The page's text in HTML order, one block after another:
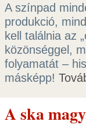
A színpad
produkció,
kell találnia az
közönséggel,
folyamatát –
másképp!
A ska